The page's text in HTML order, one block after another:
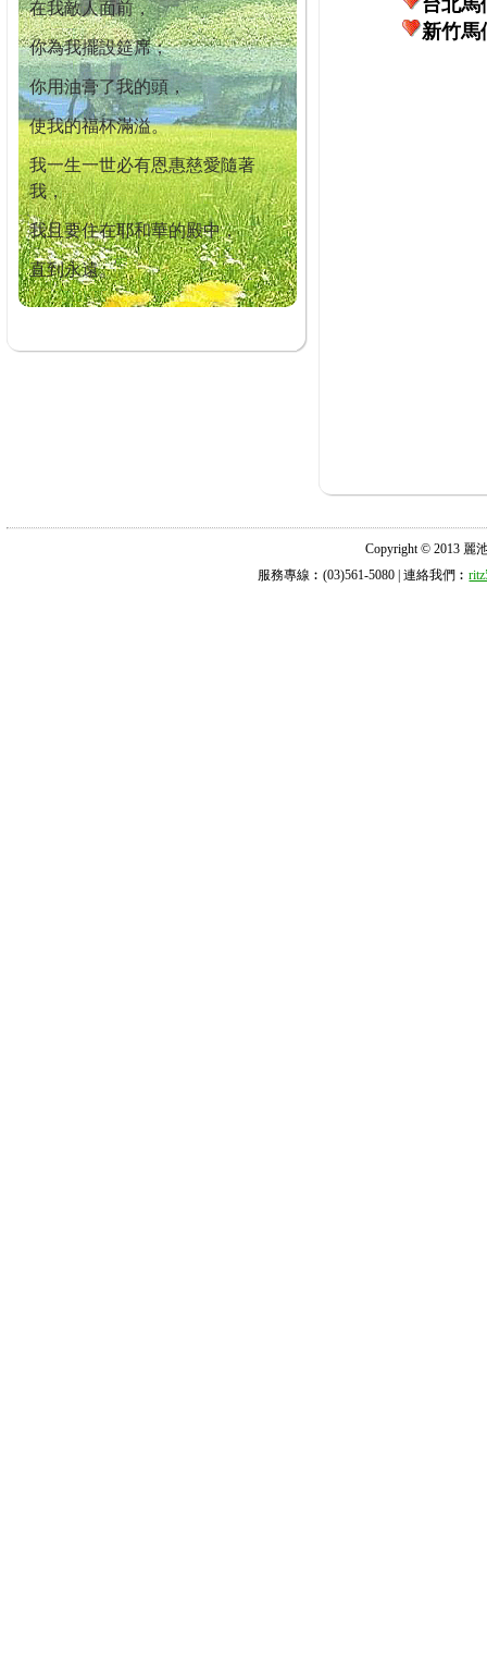
在我敵人面前，
你為我擺設筵席；
你用油膏了我的頭，
使我的福杯滿溢。
我一生一世必有恩惠慈愛隨著
我，
我且要住在耶和華的殿中，
直到永遠。
台北馬
新竹馬
Copyright © 2013 麗
服務專線︰(03)561-5080 | 連絡我們︰